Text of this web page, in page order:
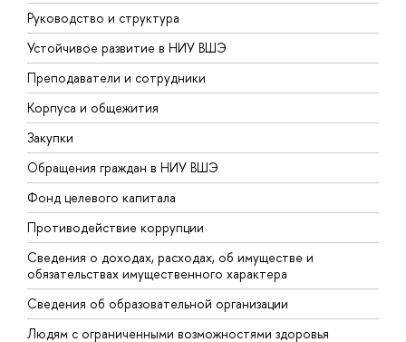
Руководство и структура
Устойчивое развитие в НИУ ВШЭ
Преподаватели и сотрудники
Корпуса и общежития
Закупки
Обращения граждан в НИУ ВШЭ
Фонд целевого капитала
Противодействие коррупции
Сведения о доходах, расходах, об имуществе и
обязательствах имущественного характера
Сведения об образовательной организации
Людям с ограниченными возможностями здоровья